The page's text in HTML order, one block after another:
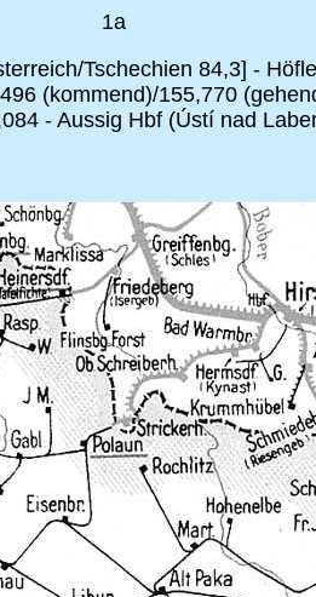
1a
Tschechien 84,3] -
(kommend)/155,770
- Aussig Hbf (Ústí nad